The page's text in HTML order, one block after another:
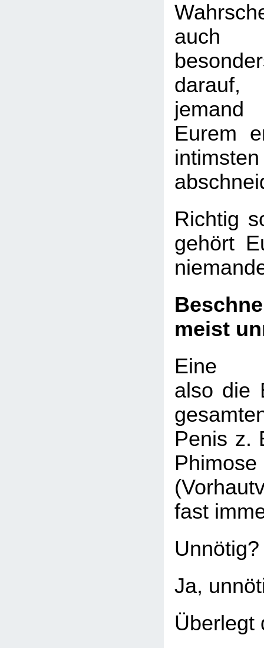
auch
Eurem
Richtig
gehört
meist
Eine
also die
Penis z.
Phimose
fast
Unnötig?
Ja,
Überlegt